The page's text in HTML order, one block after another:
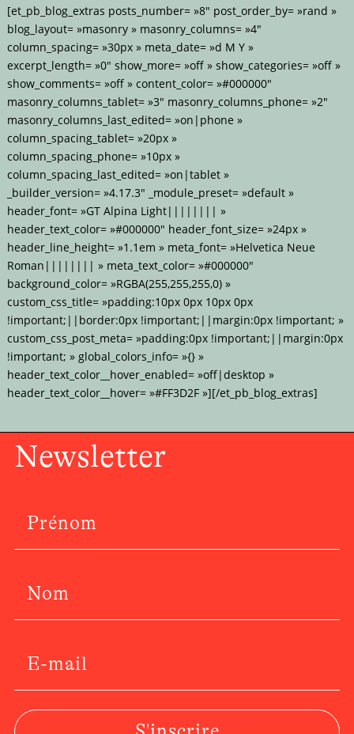
[et_pb_blog_extras posts_number= »8″ post_order_by= »rand »
blog_layout= »masonry » masonry_columns= »4″
column_spacing= »30px » meta_date= »d M Y »
excerpt_length= »0″ show_more= »off » show_categories= »off »
show_comments= »off » content_color= »#000000″
masonry_columns_tablet= »3″ masonry_columns_phone= »2″
masonry_columns_last_edited= »on|phone »
column_spacing_tablet= »20px »
column_spacing_phone= »10px »
column_spacing_last_edited= »on|tablet »
_builder_version= »4.17.3″ _module_preset= »default »
header_font= »GT Alpina Light|||||||| »
header_text_color= »#000000″ header_font_size= »24px »
header_line_height= »1.1em » meta_font= »Helvetica Neue
Roman|||||||| » meta_text_color= »#000000″
background_color= »RGBA(255,255,255,0) »
custom_css_title= »padding:10px 0px 10px 0px
!important;||border:0px !important;||margin:0px !important; »
custom_css_post_meta= »padding:0px !important;||margin:0px
!important; » global_colors_info= »{} »
header_text_color__hover_enabled= »off|desktop »
header_text_color__hover= »#FF3D2F »][/et_pb_blog_extras]
Newsletter